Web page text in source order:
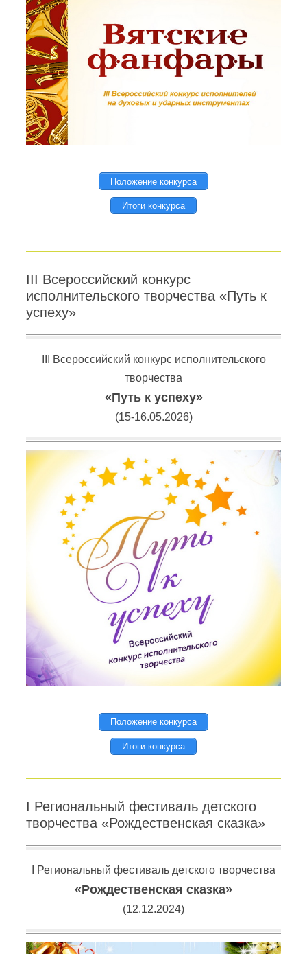
Положение конкурса
Итоги конкурса
III Всероссийский конкурс
исполнительского творчества «Путь к
успеху»
III Всероссийский конкурс исполнительского
творчества
«Путь к успеху»
(15-16.05.2026)
Положение конкурса
Итоги конкурса
I Региональный фестиваль детского
творчества «Рождественская сказка»
I Региональный фестиваль детского творчества
«Рождественская сказка»
(12.12.2024)